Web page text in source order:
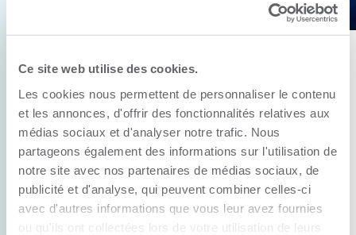
Ce site web utilise des cookies.
Les cookies nous permettent de personnaliser le contenu
et les annonces, d'offrir des fonctionnalités relatives aux
médias sociaux et d'analyser notre trafic. Nous
partageons également des informations sur l'utilisation de
notre site avec nos partenaires de médias sociaux, de
publicité et d'analyse, qui peuvent combiner celles-ci
avec d'autres informations que vous leur avez fournies
ou qu'ils ont collectées lors de votre utilisation de leurs
Anick Métivier devient le nouveau
président de la CCI3R
C’est lors de son assemblée générale annuelle
tenue hier que la Chambre de commerce et
d’industries de ...